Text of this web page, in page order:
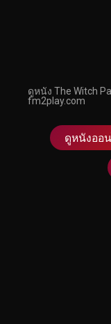
ดูหนัง The Witch
fm2play.com
ดูหนังออ